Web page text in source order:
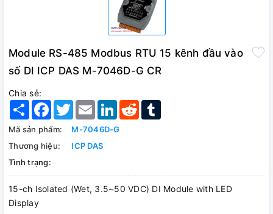
Module RS-485 Modbus RTU 15 kênh đầu vào
số DI ICP DAS M-7046D-G CR
Chia sẻ:
Share Facebook
TwitterEmail LinkedInReddit
Mã sản phẩm:
M-7046D-G
Thương hiệu:
ICP DAS
Tình trạng:
15-ch Isolated (Wet, 3.5~50 VDC) DI Module with LED
Display